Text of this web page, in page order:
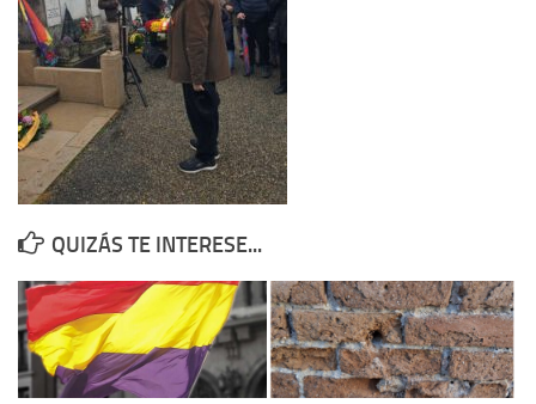
1947).
Informe Represión en Toledo 1936-1947 | Buscador
Informe de la fosa de abril de 1939 de Tembleque
Enciclopedia Republicana
Militantes históricos IR
Izquierda Republicana. Agrupaciones y Militantes (1934-1939)
Izquierda Republicana. Navarra
Izquierda Republicana. Galicia
Textos esenciales del republicanismo
QUIZÁS TE INTERESE...